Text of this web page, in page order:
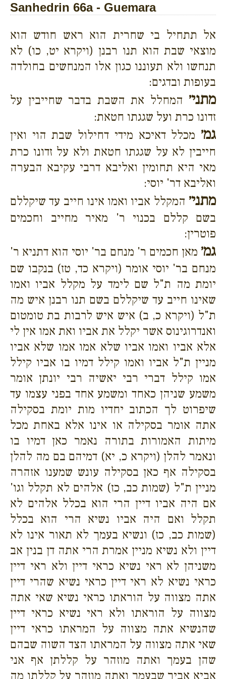
Sanhedrin 66a - Guemara
אל תתחיל בי שחרית הוא ראש חודש הוא
מוצאי שבת הוא תנו רבנן (ויקרא יט, כו) לא
תנחשו ולא תעוננו כגון אלו המנחשים בחולדה
בעופות ובדגים:
מתני׳ המחלל את השבת בדבר שחייבין על
זדונו כרת ועל שגגתו חטאת:
גמ׳ מכלל דאיכא מידי דחילול שבת הוי ואין
חייבין לא על שגגתו חטאת ולא על זדונו כרת
מאי היא תחומין ואליבא דרבי עקיבא הבערה
ואליבא דר' יוסי:
מתני׳ המקלל אביו ואמו אינו חייב עד שיקללם
בשם קללם בכנוי ר' מאיר מחייב וחכמים
פוטרין:
גמ׳ מאן חכמים ר' מנחם בר' יוסי הוא דתניא ר'
מנחם בר' יוסי אומר (ויקרא כד, טז) בנקבו שם
יומת מה ת"ל שם לימד על מקלל אביו ואמו
שאינו חייב עד שיקללם בשם תנו רבנן איש מה
ת"ל (ויקרא כ, ב) איש איש לרבות בת טומטום
ואנדרוגינוס אשר יקלל את אביו ואת אמו אין לי
אלא אביו ואמו אביו שלא אמו אמו שלא אביו
מניין ת"ל אביו ואמו קילל דמיו בו אביו קילל
אמו קילל דברי רבי יאשיה רבי יונתן אומר
משמע שניהן כאחד ומשמע אחד בפני עצמו עד
שיפרוט לך הכתוב יחדיו מות יומת בסקילה
אתה אומר בסקילה או אינו אלא באחת מכל
מיתות האמורות בתורה נאמר כאן דמיו בו
ונאמר להלן (ויקרא כ, יא) דמיהם בם מה להלן
בסקילה אף כאן בסקילה עונש שמענו אזהרה
מניין ת"ל (שמות כב, כז) אלהים לא תקלל וגו'
אם היה אביו דיין הרי הוא בכלל אלהים לא
תקלל ואם היה אביו נשיא הרי הוא בכלל
(שמות כב, כז) ונשיא בעמך לא תאור אינו לא
דיין ולא נשיא מניין אמרת הרי אתה דן בנין אב
משניהן לא ראי נשיא כראי דיין ולא ראי דיין
כראי נשיא לא ראי דיין כראי נשיא שהרי דיין
אתה מצווה על הוראתו כראי נשיא שאי אתה
מצווה על הוראתו ולא ראי נשיא כראי דיין
שהנשיא אתה מצווה על המראתו כראי דיין
שאי אתה מצווה על המראתו הצד השוה שבהם
שהן בעמך ואתה מוזהר על קללתן אף אני